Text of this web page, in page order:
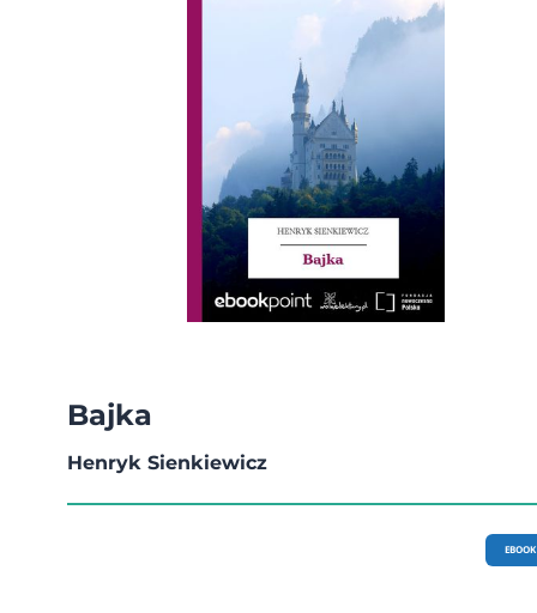
Bajka
Henryk Sienkiewicz
EBOOK